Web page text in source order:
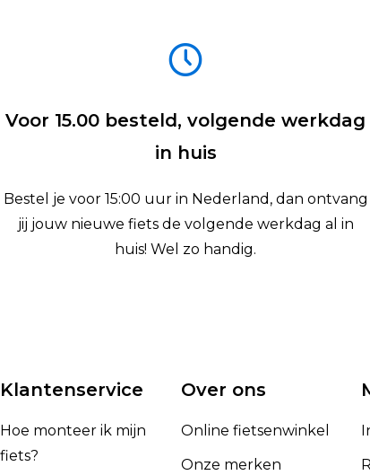
Voor 15.00 besteld, volgende werkdag
in huis
Bestel je voor 15:00 uur in Nederland, dan ontvang
jij jouw nieuwe fiets de volgende werkdag al in
huis! Wel zo handig.
Klantenservice
Hoe monteer ik mijn
fiets?
Over ons
Online fietsenwinkel
Onze merken